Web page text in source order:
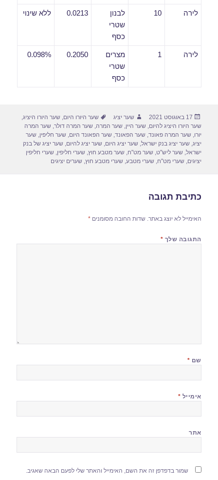
לירה 10
לבנון
שטרי
כסף
0.0213 ללא שינוי
לירה 1
מצרים
שטרי
כסף
0.2050
0.098%
פורסם
בתאריך
17 באוגוסט 2021 מחבר
שער יציג תגיות
שער היורו היום,שער היורו היציג,
שער היורו היציג להיום,שער היין,שער המרה,שער המרה דולר,שער המרה
יורו,שער המרה פאונד,שער הפאונד,שער הפאונד היום,שער חליפין,שער
יציג,שער יציג בנק ישראל,שער יציג היום,שער יציג להיום,שער יציג של בנק
ישראל,שער ליש"ט,שער מט"ח,שער מטבע חוץ,שערי חליפין,שערי חליפין
יציגים,שערי מט"ח,שערי מטבע,שערי מטבע חוץ,שערים יציגים
כתיבת תגובה
האימייל לא יוצג באתר. שדות החובה מסומנים*
התגובה שלך *
שם *
אימייל *
אתר
שמור בדפדפן זה את השם, האימייל והאתר שלי לפעם הבאה שאגיב.